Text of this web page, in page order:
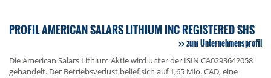
PROFIL AMERICAN SALARS LITHIUM INC REGISTERED SHS
zum Unternehmensprofil
Die American Salars Lithium Aktie wird unter der ISIN CA0293642058
gehandelt. Der Betriebsverlust belief sich auf 1,65 Mio. CAD, eine